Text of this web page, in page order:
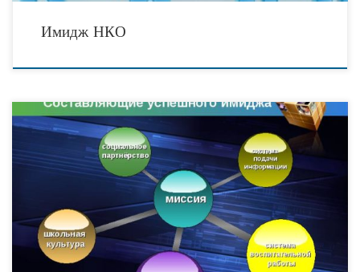
Имидж НКО
Вопрос о формировании имиджа НКО логично рассматривать с двух точек
зрения: во-первых, с точки зрения формирования имиджа отдельной
конкретной некоммерческой организации и, во-вторых, с точки